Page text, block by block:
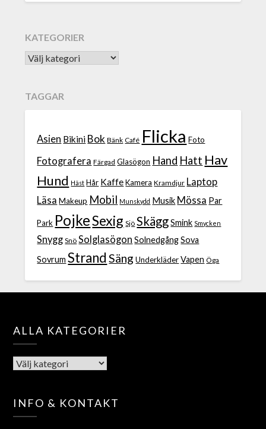
KATEGORIER
TAGGAR
Asien Bikini Bok Bänk Café Flicka Foto
Fotografera Färgad Glasögon Hand Hatt Hav
Hund Häst Hår Kaffe Kamera Kramdjur Laptop
Läsa Makeup Mobil Munskydd Musik Mössa Par
Park PojkeSexig Sjö Skägg Smink Smycken
Snygg Snö Solglasögon Solnedgång Sova
Sovrum Strand Säng Underkläder Vapen Öga
ALLA KATEGORIER
INFO & KONTAKT